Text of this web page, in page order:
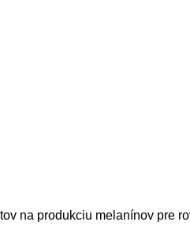
na produkciu melanínov pre